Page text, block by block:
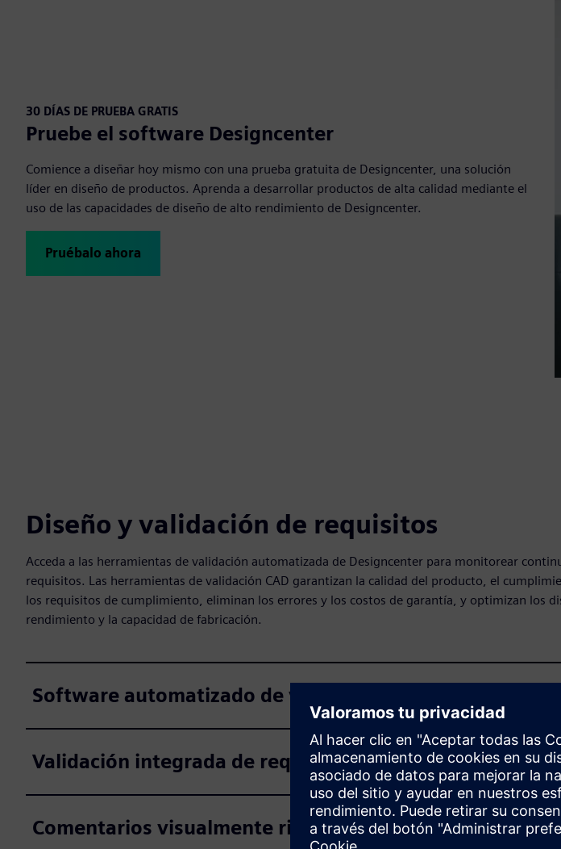
30 DÍAS DE PRUEBA GRATIS
Pruebe el software Designcenter
Comience a diseñar hoy mismo con una prueba gratuita de Designcenter, una solución
líder en diseño de productos. Aprenda a desarrollar productos de alta calidad mediante el
uso de las capacidades de diseño de alto rendimiento de Designcenter.
Pruébalo ahora
Diseño y validación de requisitos
Acceda a las herramientas de validación automatizada de Designcenter para monitorear
requisitos. Las herramientas de validación CAD garantizan la calidad del producto, el
los requisitos de cumplimiento, eliminan los errores y los costos de garantía, y optimizan los
rendimiento y la capacidad de fabricación.
Software automatizado de validación de diseño
Validación integrada de requisitos
Comentarios visualmente ricos